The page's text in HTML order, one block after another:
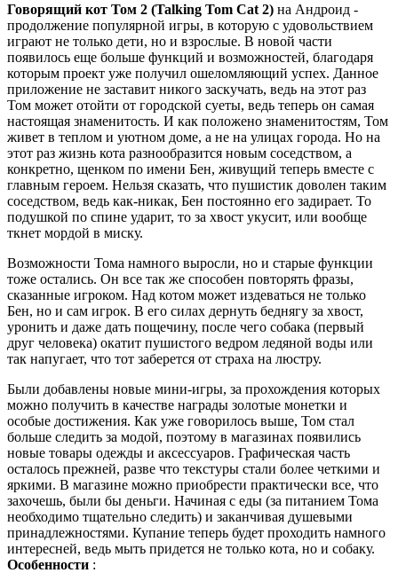
Говорящий кот Том 2 (Talking Tom Cat 2) на Андроид -
продолжение популярной игры, в которую с удовольствием
играют не только дети, но и взрослые. В новой части
появилось еще больше функций и возможностей, благодаря
которым проект уже получил ошеломляющий успех. Данное
приложение не заставит никого заскучать, ведь на этот раз
Том может отойти от городской суеты, ведь теперь он самая
настоящая знаменитость. И как положено знаменитостям, Том
живет в теплом и уютном доме, а не на улицах города. Но на
этот раз жизнь кота разнообразится новым соседством, а
конкретно, щенком по имени Бен, живущий теперь вместе с
главным героем. Нельзя сказать, что пушистик доволен таким
соседством, ведь как-никак, Бен постоянно его задирает. То
подушкой по спине ударит, то за хвост укусит, или вообще
ткнет мордой в миску.
Возможности Тома намного выросли, но и старые функции
тоже остались. Он все так же способен повторять фразы,
сказанные игроком. Над котом может издеваться не только
Бен, но и сам игрок. В его силах дернуть беднягу за хвост,
уронить и даже дать пощечину, после чего собака (первый
друг человека) окатит пушистого ведром ледяной воды или
так напугает, что тот заберется от страха на люстру.
Были добавлены новые мини-игры, за прохождения которых
можно получить в качестве награды золотые монетки и
особые достижения. Как уже говорилось выше, Том стал
больше следить за модой, поэтому в магазинах появились
новые товары одежды и аксессуаров. Графическая часть
осталось прежней, разве что текстуры стали более четкими и
яркими. В магазине можно приобрести практически все, что
захочешь, были бы деньги. Начиная с еды (за питанием Тома
необходимо тщательно следить) и заканчивая душевыми
принадлежностями. Купание теперь будет проходить намного
интересней, ведь мыть придется не только кота, но и собаку.
Особенности :